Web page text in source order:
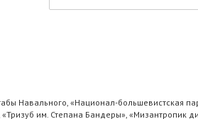
Навального, «Национал-большевистская
им. Степана Бандеры», «Мизантропик